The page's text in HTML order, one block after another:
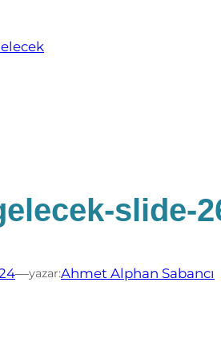
slide-
—yazar:Ahmet Alphan Sabancı